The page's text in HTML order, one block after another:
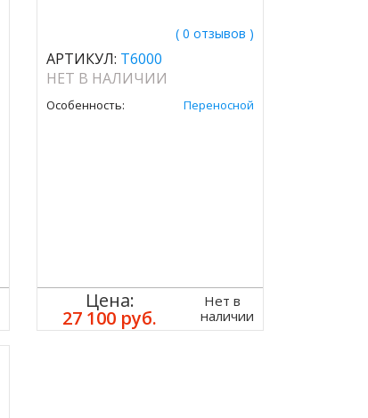
( 0 отзывов )
АРТИКУЛ: T6000
НЕТ В НАЛИЧИИ
Особенность: Переносной
Цена:
27 100 руб.
Нет в
наличии